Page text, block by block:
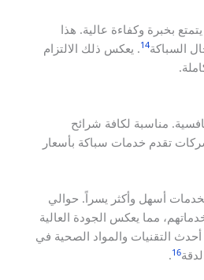
بخبرة وكفاءة عالية. هذا
السباكة14. يعكس ذلك الالتزام
مناسبة لكافة شرائح
تقدم خدمات سباكة بأسعار
أسهل وأكثر يسراً. حوالي
مما يعكس الجودة العالية
التقنيات والمواد الصحية في
16
.